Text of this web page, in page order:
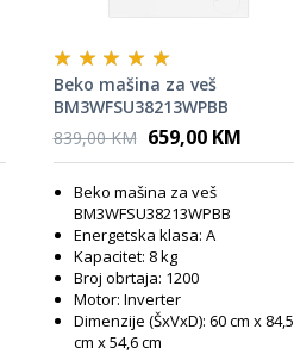
Beko mašina za veš
BM3WFSU38213WPBB
839,00 KM 659,00 KM
Beko mašina za veš
BM3WFSU38213WPBB
Energetska klasa: A
Kapacitet: 8 kg
Broj obrtaja: 1200
Motor: Inverter
Dimenzije (ŠxVxD): 60 cm x 84,5
cm x 54,6 cm